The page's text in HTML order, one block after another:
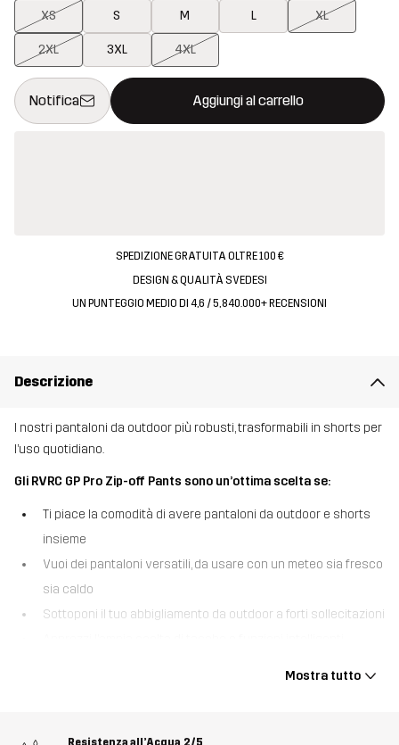
XS S M L XL
2XL 3XL 4XL
Notifica Aggiungi al carrello
Questo tasto aprirà una finestra modale per confermare un
{{size}} non disponibile
SPEDIZIONE GRATUITA OLTRE 100 €
DESIGN & QUALITÀ SVEDESI
UN PUNTEGGIO MEDIO DI 4,6 / 5, 840.000+ RECENSIONI
Descrizione
I nostri pantaloni da outdoor più robusti, trasformabili in shorts per
l’uso quotidiano.
Gli RVRC GP Pro Zip-off Pants sono un’ottima scelta se:
Ti piace la comodità di avere pantaloni da outdoor e shorts
insieme
Vuoi dei pantaloni versatili, da usare con un meteo sia fresco
sia caldo
Sottoponi il tuo abbigliamento da outdoor a forti sollecitazioni
Gli RVRC GP Pro Zip-off Pants sono i pantaloni da outdoor
questi pantaloni da outdoor multifunzionali sono concepiti per
Mostra tutto
Resistenza all’Acqua 2/5